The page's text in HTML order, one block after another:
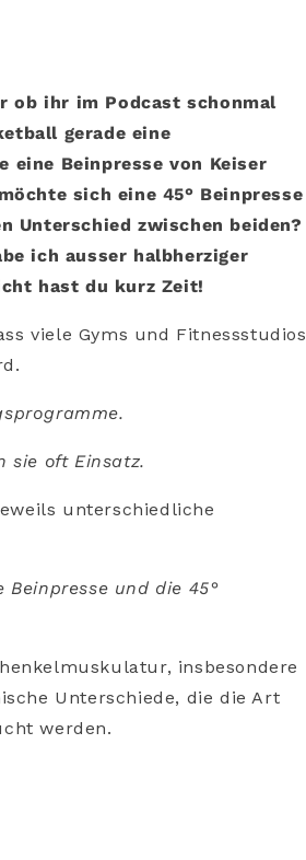
ob ihr im Podcast schonmal
gerade eine
eine Beinpresse von Keiser
sich eine 45° Beinpresse
Unterschied zwischen beiden?
ich ausser halbherziger
hast du kurz Zeit!
viele Gyms und Fitnessstudios
sie oft Einsatz.
unterschiedliche
und die 45°
insbesondere
Unterschiede, die die Art
werden.